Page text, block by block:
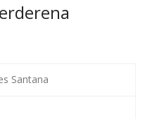
Santana